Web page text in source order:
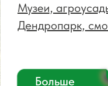
Музеи,
Дендропарк,
Больше